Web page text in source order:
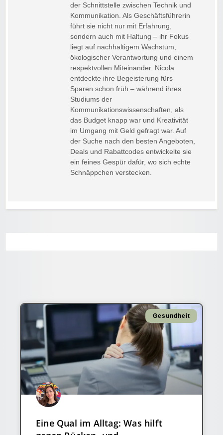
der Schnittstelle zwischen Technik und
Kommunikation. Als Geschäftsführerin
führt sie nicht nur mit Erfahrung,
sondern auch mit Haltung – ihr Fokus
liegt auf nachhaltigem Wachstum,
ökologischer Verantwortung und einem
respektvollen Miteinander. Nicola
entdeckte ihre Begeisterung fürs
Sparen schon früh – während ihres
Studiums der
Kommunikationswissenschaften, als
das Budget knapp war und Kreativität
im Umgang mit Geld gefragt war. Auf
der Suche nach den besten Angeboten,
Deals und Rabattcodes entwickelte sie
ein feines Gespür dafür, wo sich echte
Schnäppchen verstecken.
Gesundheit
Eine Qual im Alltag: Was hilft